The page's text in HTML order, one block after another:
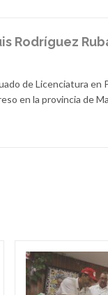
Rodríguez
de Licenciatura en
en la provincia de